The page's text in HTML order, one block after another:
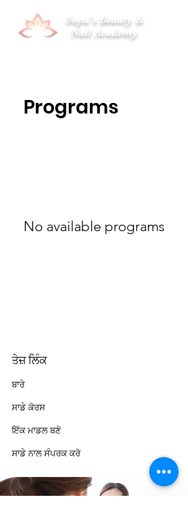
Sopa's Beauty &
Nail Academy
Programs
No available programs
ਤੇਜ਼ ਲਿੰਕ
ਬਾਰੇ
ਸਾਡੇ ਕੋਰਸ
ਇੱਕ ਮਾਡਲ ਬਣੋ
ਸਾਡੇ ਨਾਲ ਸੰਪਰਕ ਕਰੋ